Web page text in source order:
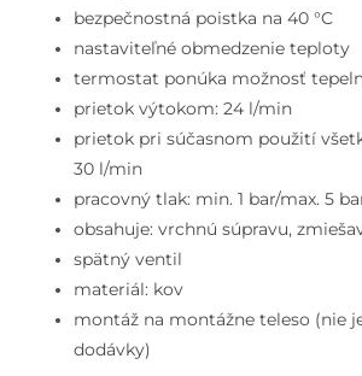
bezpečnostná poistka na 40 °C
nastaviteľné obmedzenie teploty
termostat ponúka možnosť
prietok výtokom: 24 l/min
prietok pri súčasnom použití
30 l/min
pracovný tlak: min. 1 bar/max. 5
obsahuje: vrchnú súpravu,
spätný ventil
materiál: kov
montáž na montážne teleso (nie
dodávky)